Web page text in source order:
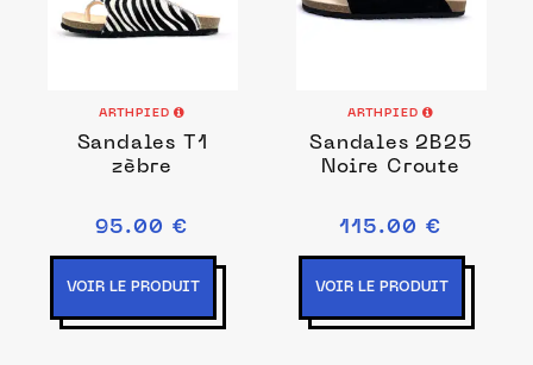
ARTHPIED
Sandales T1
zèbre
95.00 €
VOIR LE PRODUIT
ARTHPIED
Sandales 2B25
Noire Croute
115.00 €
VOIR LE PRODUIT